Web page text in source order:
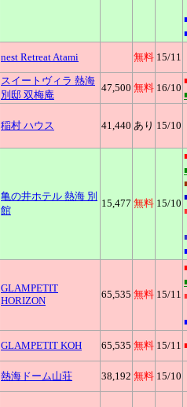
nest Retreat Atami 無料 15/11
スイートヴィラ 熱海
別邸 双梅庵
47,500 無料 16/10
稲村 ハウス 41,440 あり 15/10
亀の井ホテル 熱海 別
館
15,477 無料 15/10
GLAMPETIT
HORIZON
65,535 無料 15/11
GLAMPETIT KOH 65,535 無料 15/11
熱海ドーム山荘 38,192 無料 15/10